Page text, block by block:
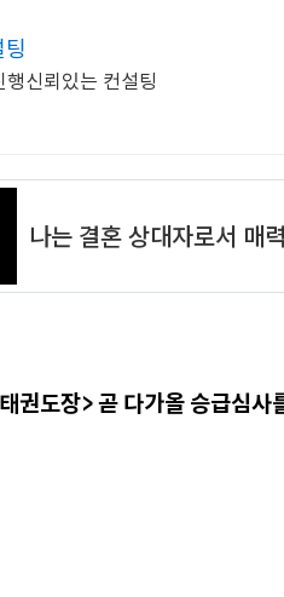
신뢰있는 컨설팅
권도장> 곧 다가올 승급심사